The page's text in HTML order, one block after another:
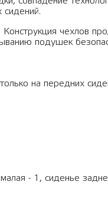
сидений.
чехлов
подушек
на передних
- 1, сиденье